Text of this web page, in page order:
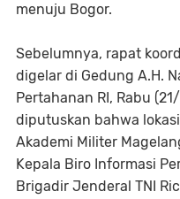
menuju Bogor.
Sebelumnya, rapat
digelar di Gedung A.H.
Pertahanan RI, Rabu
diputuskan bahwa
Akademi Militer
Kepala Biro Informasi
Brigadir Jenderal TNI